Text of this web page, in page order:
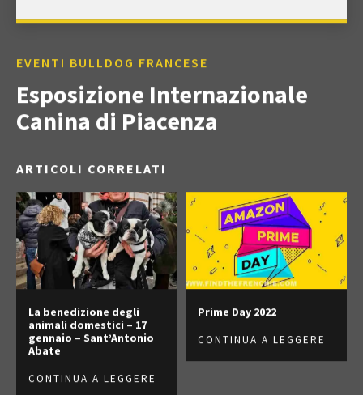
EVENTI BULLDOG FRANCESE
Esposizione Internazionale
Canina di Piacenza
ARTICOLI CORRELATI
La benedizione degli
animali domestici – 17
gennaio – Sant’Antonio
Abate
CONTINUA A LEGGERE
Prime Day 2022
CONTINUA A LEGGERE